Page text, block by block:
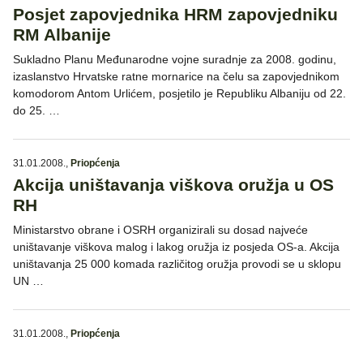
Posjet zapovjednika HRM zapovjedniku
RM Albanije
Sukladno Planu Međunarodne vojne suradnje za 2008. godinu,
izaslanstvo Hrvatske ratne mornarice na čelu sa zapovjednikom
komodorom Antom Urlićem, posjetilo je Republiku Albaniju od 22.
do 25. …
31.01.2008., Priopćenja
Akcija uništavanja viškova oružja u OS
RH
Ministarstvo obrane i OSRH organizirali su dosad najveće
uništavanje viškova malog i lakog oružja iz posjeda OS-a. Akcija
uništavanja 25 000 komada različitog oružja provodi se u sklopu
UN …
31.01.2008., Priopćenja